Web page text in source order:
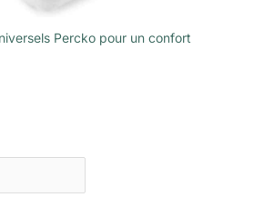
Percko pour un confort